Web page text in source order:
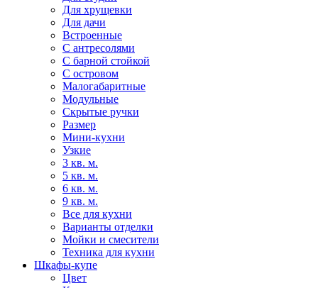
Для хрущевки
Для дачи
Встроенные
С антресолями
С барной стойкой
С островом
Малогабаритные
Модульные
Скрытые ручки
Размер
Мини-кухни
Узкие
3 кв. м.
5 кв. м.
6 кв. м.
9 кв. м.
Все для кухни
Варианты отделки
Мойки и смесители
Техника для кухни
Шкафы-купе
Цвет